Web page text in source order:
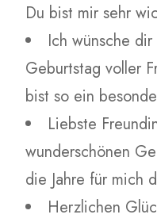
Du bist mir sehr
Ich wünsche
Geburtstag voller
bist so ein
Liebste
wunderschönen
die Jahre für mich
Herzlichen